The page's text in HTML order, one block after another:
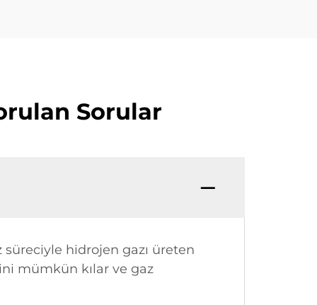
Sorular
hidrojen gazı üreten
mümkün kılar ve gaz